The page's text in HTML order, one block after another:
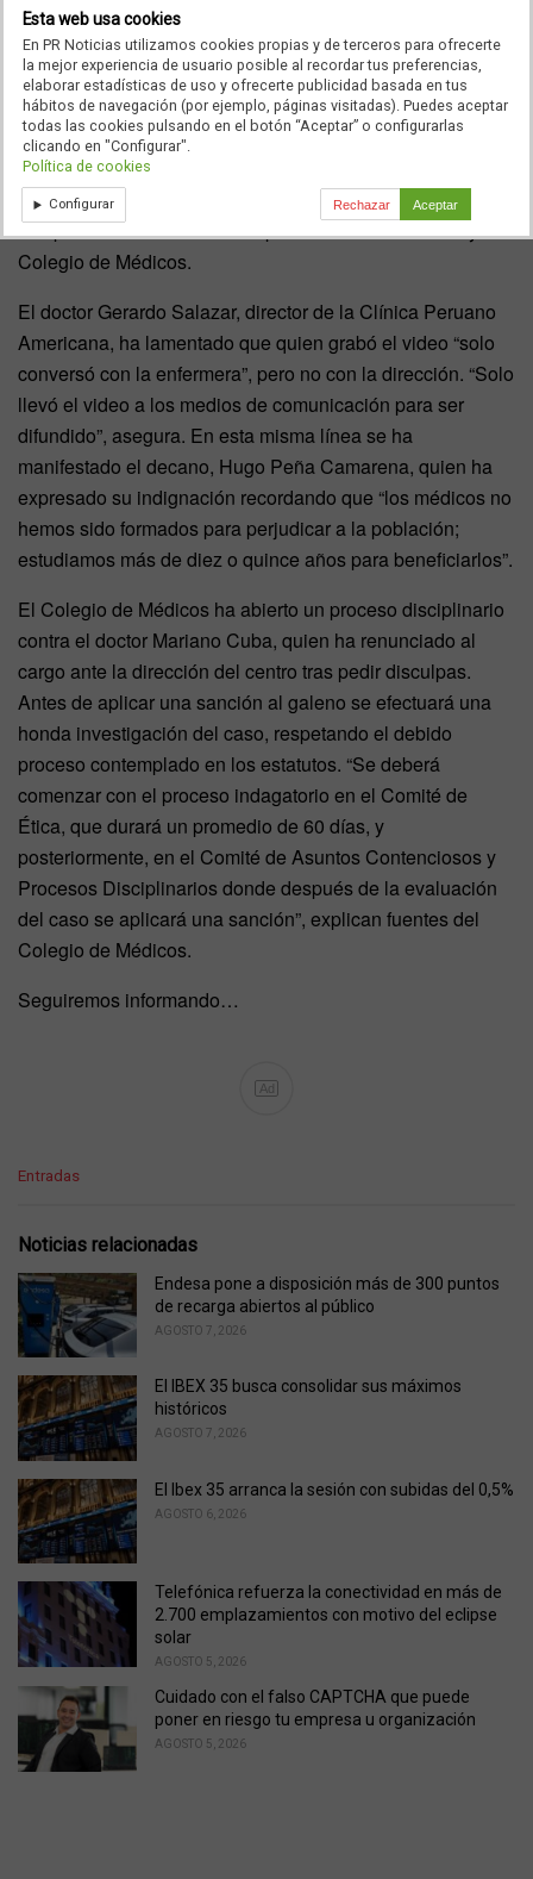
Poco se hicieron esperar los primeros comentarios de
indignación por lo ocurrido. Primero fueron los propios
peruanos, pero en apenas dos días esta caso de abuso
sexual ha traspasado fronteras. El aluvión de denuncias a
través de redes sociales ha provocado una sucesión de
comparecencias entre los responsables de la Clínica y del
Colegio de Médicos.
El doctor Gerardo Salazar, director de la Clínica Peruano
Americana, ha lamentado que quien grabó el video “solo
conversó con la enfermera”, pero no con la dirección. “Solo
llevó el video a los medios de comunicación para ser
difundido”, asegura. En esta misma línea se ha
manifestado el decano, Hugo Peña Camarena, quien ha
expresado su indignación recordando que “los médicos no
hemos sido formados para perjudicar a la población;
estudiamos más de diez o quince años para beneficiarlos”.
El Colegio de Médicos ha abierto un proceso disciplinario
contra el doctor Mariano Cuba, quien ha renunciado al
cargo ante la dirección del centro tras pedir disculpas.
Antes de aplicar una sanción al galeno se efectuará una
honda investigación del caso, respetando el debido
proceso contemplado en los estatutos. “Se deberá
comenzar con el proceso indagatorio en el Comité de
Ética, que durará un promedio de 60 días, y
posteriormente, en el Comité de Asuntos Contenciosos y
Procesos Disciplinarios donde después de la evaluación
del caso se aplicará una sanción”, explican fuentes del
Colegio de Médicos.
Seguiremos informando…
Ad
C
e
o
r
i
:
Entradas
Noticias relacionadas
Endesa pone a disposición más de 300 puntos
de recarga abiertos al público
AGOSTO 7, 2026
El IBEX 35 busca consolidar sus máximos
históricos
AGOSTO 7, 2026
El Ibex 35 arranca la sesión con subidas del 0,5%
AGOSTO 6, 2026
Telefónica refuerza la conectividad en más de
2.700 emplazamientos con motivo del eclipse
solar
AGOSTO 5, 2026
Cuidado con el falso CAPTCHA que puede
poner en riesgo tu empresa u organización
AGOSTO 5, 2026
Esta web usa cookies
En PR Noticias utilizamos cookies propias y de terceros para ofrecerte
la mejor experiencia de usuario posible al recordar tus preferencias,
elaborar estadísticas de uso y ofrecerte publicidad basada en tus
hábitos de navegación (por ejemplo, páginas visitadas). Puedes aceptar
todas las cookies pulsando en el botón “Aceptar” o configurarlas
clicando en "Configurar".
Política de cookies
Configurar Rechazar Aceptar